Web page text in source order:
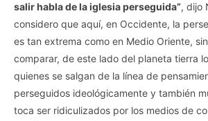
salir habla de la iglesia perseguida”, dijo
considero que aquí, en Occidente, la
es tan extrema como en Medio Oriente,
comparar, de este lado del planeta tierra
quienes se salgan de la línea de
perseguidos ideológicamente y también
toca ser ridiculizados por los medios de